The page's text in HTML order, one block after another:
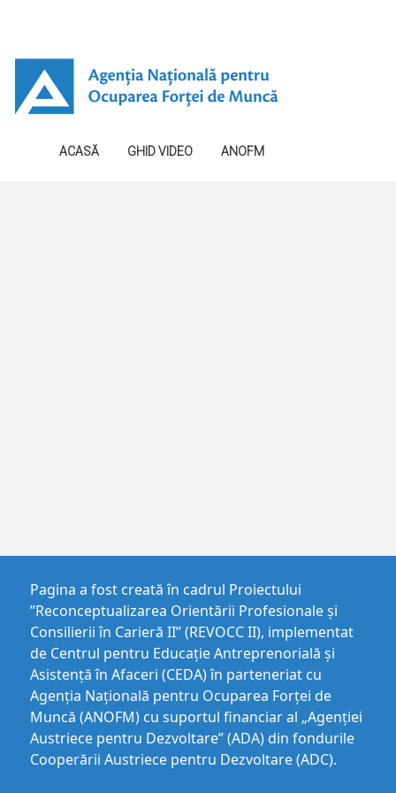
ACASĂ GHID VIDEO ANOFM
Pagina a fost creată în cadrul Proiectului
”Reconceptualizarea Orientării Profesionale și
Consilierii în Carieră II” (REVOCC II), implementat
de Centrul pentru Educaţie Antreprenorială şi
Asistenţă în Afaceri (CEDA) în parteneriat cu
Agenția Națională pentru Ocuparea Forței de
Muncă (ANOFM) cu suportul financiar al „Agenției
Austriece pentru Dezvoltare” (ADA) din fondurile
Cooperării Austriece pentru Dezvoltare (ADC).